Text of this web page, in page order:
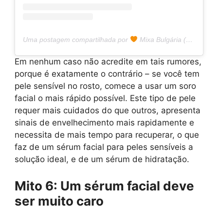
Uma postagem compartilhada por Mixa Bulgária (@mixa.bulgaria)
Em nenhum caso não acredite em tais rumores,
porque é exatamente o contrário – se você tem
pele sensível no rosto, comece a usar um soro
facial o mais rápido possível. Este tipo de pele
requer mais cuidados do que outros, apresenta
sinais de envelhecimento mais rapidamente e
necessita de mais tempo para recuperar, o que
faz de um sérum facial para peles sensíveis a
solução ideal, e de um sérum de hidratação.
Mito 6: Um sérum facial deve
ser muito caro